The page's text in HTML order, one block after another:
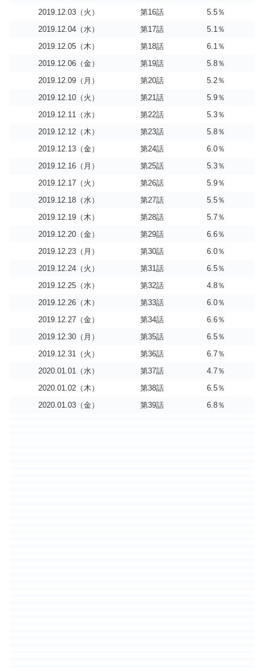
2019.12.03（火）
第16話
5.5％
2019.12.04（水）
第17話
5.1％
2019.12.05（木）
第18話
6.1％
2019.12.06（金）
第19話
5.8％
2019.12.09（月）
第20話
5.2％
2019.12.10（火）
第21話
5.9％
2019.12.11（水）
第22話
5.3％
2019.12.12（木）
第23話
5.8％
2019.12.13（金）
第24話
6.0％
2019.12.16（月）
第25話
5.3％
2019.12.17（火）
第26話
5.9％
2019.12.18（水）
第27話
5.5％
2019.12.19（木）
第28話
5.7％
2019.12.20（金）
第29話
6.6％
2019.12.23（月）
第30話
6.0％
2019.12.24（火）
第31話
6.5％
2019.12.25（水）
第32話
4.8％
2019.12.26（木）
第33話
6.0％
2019.12.27（金）
第34話
6.6％
2019.12.30（月）
第35話
6.5％
2019.12.31（火）
第36話
6.7％
2020.01.01（水）
第37話
4.7％
2020.01.02（木）
第38話
6.5％
2020.01.03（金）
第39話 6.8％